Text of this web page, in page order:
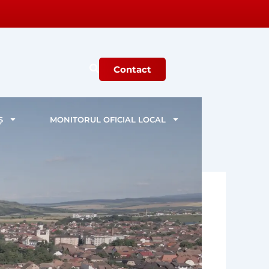
Contact
MONITORUL OFICIAL LOCAL